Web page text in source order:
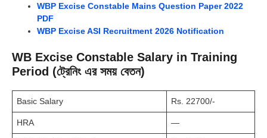
WBP Excise Constable Mains Question Paper 2022
PDF
WBP Excise ASI Recruitment 2026 Notification
WB Excise Constable Salary in Training
Period (ট্রেনিং এর সময় বেতন)
Basic Salary Rs. 22700/-
HRA —